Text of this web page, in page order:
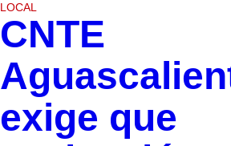
LOCAL
CNTE
exige que